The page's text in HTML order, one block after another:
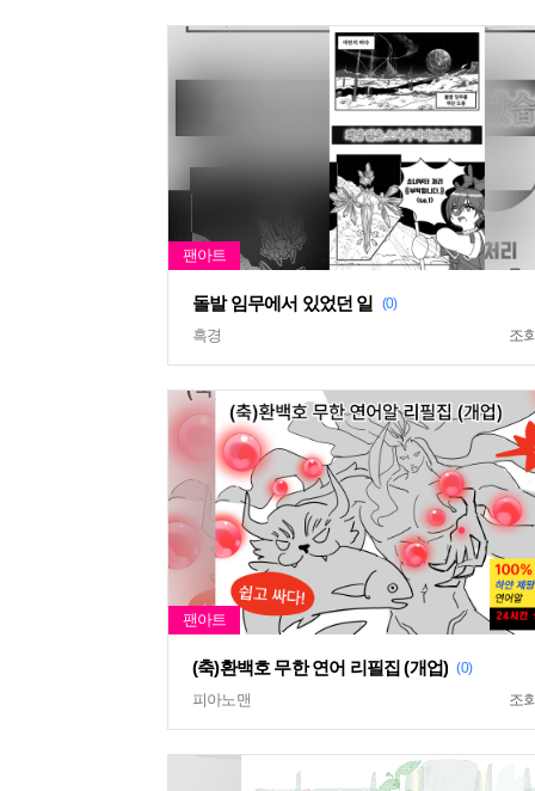
돌발 임무에서 있었던 일 (0)
흑경 조
(축)환백호 무한 연어 리필집 (개업) (0)
피아노맨 조